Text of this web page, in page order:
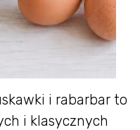
i rabarbar to
i klasycznych